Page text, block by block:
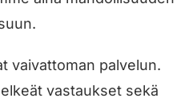
vaivattoman palvelun.
vastaukset sekä